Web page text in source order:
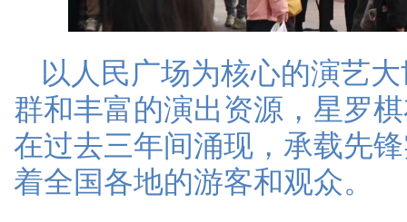
以人民广场为核心的演艺
群和丰富的演出资源，星罗
在过去三年间涌现，承载先
着全国各地的游客和观众。